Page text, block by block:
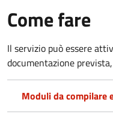
Come fare
Il servizio può essere
documentazione
Moduli da compilare